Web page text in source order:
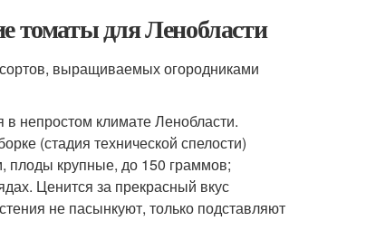
томаты для Ленобласти
выращиваемых огородниками
непростом климате Ленобласти.
(стадия технической спелости)
плоды крупные, до 150 граммов;
Ценится за прекрасный вкус
не пасынкуют, только подставляют